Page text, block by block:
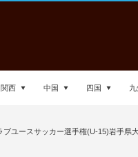
関西 中国 四国 九
ユースサッカー選手権(U-15)岩手県